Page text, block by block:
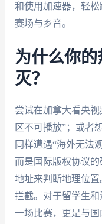
和使用加速器，轻
赛场与乡音。
为什么你的
灭？
尝试在加拿大看央
区不可播放”；或者
同样遭遇“海外无法
而是国际版权协议
地址来判断地理位
拦截。对于留学生
一场比赛，更是与国